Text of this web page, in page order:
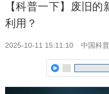
【科普一下】废旧
利用？
2025-10-11 15:11:10 中国科